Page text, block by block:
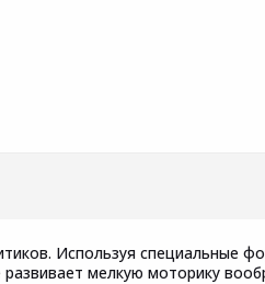
Используя
мелкую моторику